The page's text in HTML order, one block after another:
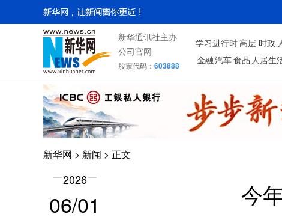
新华通讯社主办
公司官网
股票代码： 603888
学习进行时 高层 时政
金融 汽车 食品 人居生
新华网 > 新闻 > 正文
2026
06/01 今